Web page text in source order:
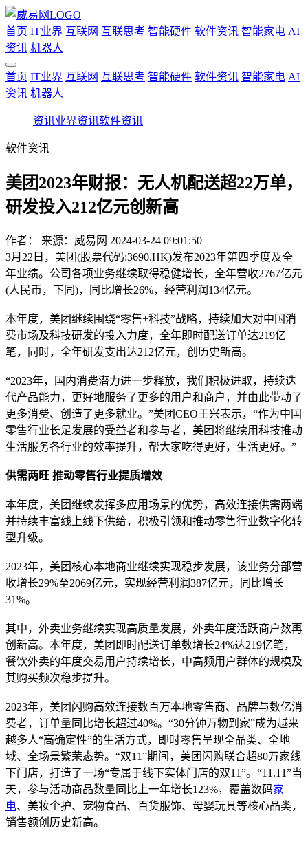
首页 IT业界 互联网 互联思考 智能硬件 软件资讯 智能家电 AI
资讯 机器人
首页 IT业界 互联网 互联思考 智能硬件 软件资讯 智能家电 AI
资讯 机器人
资讯业界资讯软件资讯
软件资讯
美团2023年财报：无人机配送超22万单，
研发投入212亿元创新高
作者： 来源：威易网 2024-03-24 09:01:50
3月22日，美团(股票代码:3690.HK)发布2023年第四季度及全
年业绩。公司各项业务继续取得稳健增长，全年营收2767亿元
(人民币，下同)，同比增长26%，经营利润134亿元。
本年度，美团继续围绕“零售+科技”战略，持续加大对中国消
费市场及科技研发的投入力度，全年即时配送订单达219亿
笔，同时，全年研发支出达212亿元，创历史新高。
“2023年，国内消费潜力进一步释放，我们积极进取，持续迭
代产品能力，更好地服务了更多的用户和商户，并由此带动了
更多消费、创造了更多就业。”美团CEO王兴表示，“作为中国
零售行业长足发展的受益者和参与者，美团将继续用科技推动
生活服务各行业的效率提升，帮大家吃得更好，生活更好。”
供需两旺 推动零售行业提质增效
本年度，美团继续发挥多应用场景的优势，高效连接供需两端
并持续丰富线上线下供给，积极引领和推动零售行业数字化转
型升级。
2023年，美团核心本地商业继续实现稳步发展，该业务分部营
收增长29%至2069亿元，实现经营利润387亿元，同比增长
31%。
其中，外卖业务继续实现高质量发展，外卖年度活跃商户数再
创新高。本年度，美团即时配送订单数增长24%达219亿笔，
餐饮外卖的年度交易用户持续增长，中高频用户群体的规模及
其购买频次稳步提升。
2023年，美团闪购高效连接数百万本地零售商、品牌与数亿消
费者，订单量同比增长超过40%。“30分钟万物到家”成为越来
越多人“高确定性”的生活方式，即时零售呈现全品类、全地
域、全场景繁荣态势。“双11”期间，美团闪购联合超80万家线
下门店，打造了一场“专属于线下实体门店的双11”。“11.11”当
天，参与活动商品数量同比上一年增长123%，覆盖数码家
电、美妆个护、宠物食品、百货服饰、母婴玩具等核心品类，
销售额创历史新高。